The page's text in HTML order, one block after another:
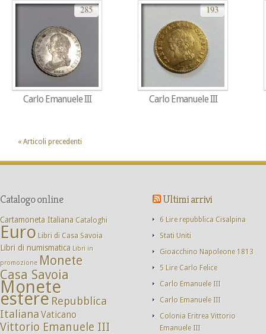
285
Carlo Emanuele III
193
Carlo Emanuele III
« Articoli precedenti
Catalogo online
Cartamoneta Italiana Cataloghi
Euro Libri di Casa Savoia
Libri di numismatica Libri in
promozione Monete
Casa Savoia
Monete
estere Repubblica
ItalianaVaticano
Vittorio Emanuele III
Ultimi arrivi
6 Lire repubblica Cisalpina
Stati Uniti
Gioacchino Napoleone 1813
5 Lire Carlo Felice
Carlo Emanuele III
Carlo Emanuele III
Colonia Eritrea Vittorio
Emanuele III